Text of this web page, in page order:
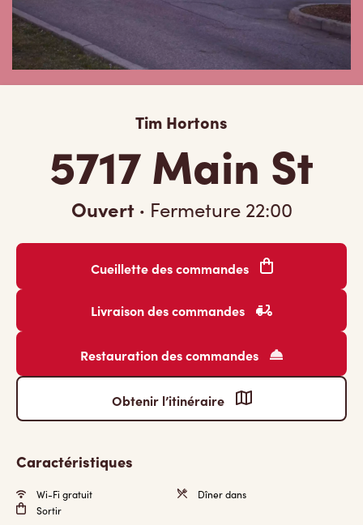
Tim Hortons
5717 Main St
Ouvert · Fermeture 22:00
Cueillette des commandes
Livraison des commandes
Restauration des commandes
Obtenir l’itinéraire
Caractéristiques
Wi-Fi gratuit
Dîner dans
Sortir